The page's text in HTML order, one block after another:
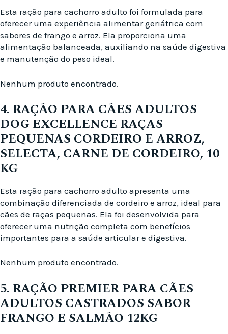
Esta ração para cachorro adulto foi formulada para
oferecer uma experiência alimentar geriátrica com
sabores de frango e arroz. Ela proporciona uma
alimentação balanceada, auxiliando na saúde digestiva
e manutenção do peso ideal.
Nenhum produto encontrado.
4. RAÇÃO PARA CÃES ADULTOS
DOG EXCELLENCE RAÇAS
PEQUENAS CORDEIRO E ARROZ,
SELECTA, CARNE DE CORDEIRO, 10
KG
Esta ração para cachorro adulto apresenta uma
combinação diferenciada de cordeiro e arroz, ideal para
cães de raças pequenas. Ela foi desenvolvida para
oferecer uma nutrição completa com benefícios
importantes para a saúde articular e digestiva.
Nenhum produto encontrado.
5. RAÇÃO PREMIER PARA CÃES
ADULTOS CASTRADOS SABOR
FRANGO E SALMÃO 12KG